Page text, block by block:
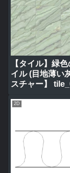
【タイル】緑
イル (目地薄い
スチャー】
2D